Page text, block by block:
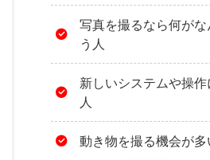
写真を撮るなら何が
う人
新しいシステムや操
人
動き物を撮る機会が多